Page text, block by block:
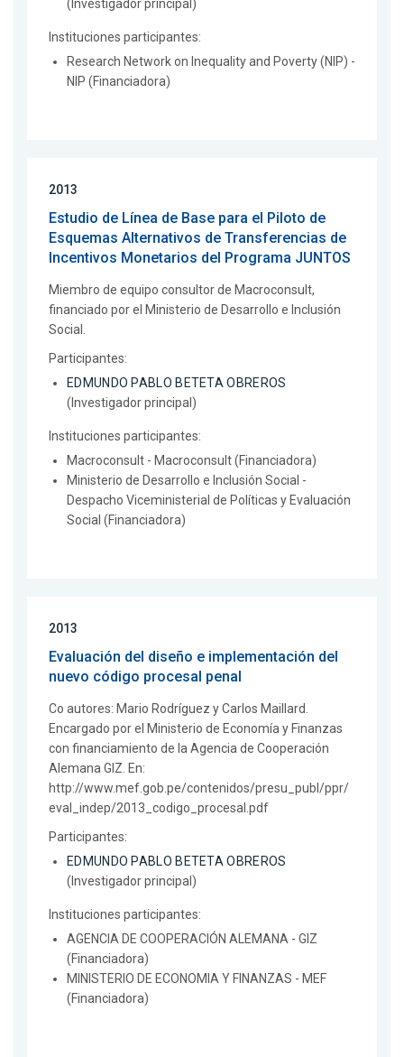
(Investigador principal)
Instituciones participantes:
Research Network on Inequality and Poverty (NIP) -
NIP (Financiadora)
2013
Estudio de Línea de Base para el Piloto de
Esquemas Alternativos de Transferencias de
Incentivos Monetarios del Programa JUNTOS
Miembro de equipo consultor de Macroconsult,
financiado por el Ministerio de Desarrollo e Inclusión
Social.
Participantes:
EDMUNDO PABLO BETETA OBREROS
(Investigador principal)
Instituciones participantes:
Macroconsult - Macroconsult (Financiadora)
Ministerio de Desarrollo e Inclusión Social -
Despacho Viceministerial de Políticas y Evaluación
Social (Financiadora)
2013
Evaluación del diseño e implementación del
nuevo código procesal penal
Co autores: Mario Rodríguez y Carlos Maillard.
Encargado por el Ministerio de Economía y Finanzas
con financiamiento de la Agencia de Cooperación
Alemana GIZ. En:
http://www.mef.gob.pe/contenidos/presu_publ/ppr/
eval_indep/2013_codigo_procesal.pdf
Participantes:
EDMUNDO PABLO BETETA OBREROS
(Investigador principal)
Instituciones participantes:
AGENCIA DE COOPERACIÓN ALEMANA - GIZ
(Financiadora)
MINISTERIO DE ECONOMIA Y FINANZAS - MEF
(Financiadora)